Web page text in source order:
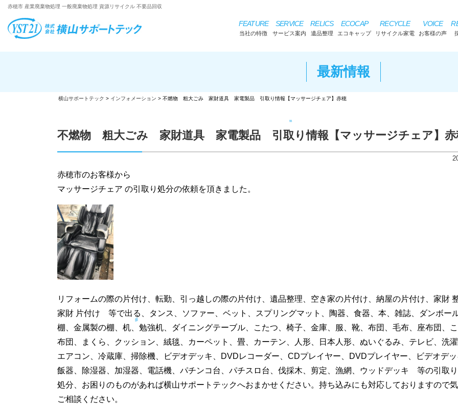
赤穂市 産業廃棄物処理 一般廃棄物処理 資源リサイクル 不要品回収
FEATURE
当社の特徴
SERVICE
サービス案内
RELICS
遺品整理
ECOCAP
エコキャップ
RECYCLE
リサイクル家電
VOICE
お客様の声
最新情報
横山サポートテック > インフォメーション > 不燃物 粗大ごみ 家財道具 家電製品 引取り情報【マッサージチェア】赤穂
不燃物 粗大ごみ 家財道具 家電製品 引取り情報【マッサージチェア】赤
赤穂市のお客様から
マッサージチェア の引取り処分の依頼を頂きました。
リフォームの際の片付け、転勤、引っ越しの際の片付け、遺品整理、空き家の片付け、納屋の片付け、家財
家財 片付け 等で出る、タンス、ソファー、ベット、スプリングマット、陶器、食器、本、雑誌、ダンボー
棚、金属製の棚、机、勉強机、ダイニングテーブル、こたつ、椅子、金庫、服、靴、布団、毛布、座布団、
布団、まくら、クッション、絨毯、カーペット、畳、カーテン、人形、日本人形、ぬいぐるみ、テレビ、洗
エアコン、冷蔵庫、掃除機、ビデオデッキ、DVDレコーダー、CDプレイヤー、DVDプレイヤー、ビデオデ
飯器、除湿器、加湿器、電話機、パチンコ台、パチスロ台、伐採木、剪定、漁網、ウッドデッキ 等の引取
処分、お困りのものがあれば横山サポートテックへおまかせください。持ち込みにも対応しておりますので
ご相談ください。